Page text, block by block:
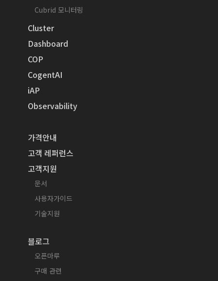
Cubrid 모니터링
Cluster
Dashboard
COP
CogentAI
iAP
Observability
가격안내
고객 레퍼런스
고객지원
문서
사용자가이드
기술지원
블로그
오픈마루
구매 관련